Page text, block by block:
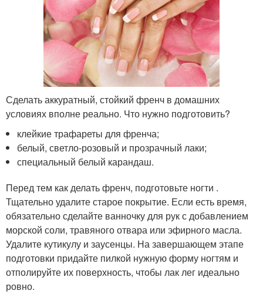
Сделать аккуратный, стойкий френч в домашних
условиях вполне реально. Что нужно подготовить?
клейкие трафареты для френча;
белый, светло-розовый и прозрачный лаки;
специальный белый карандаш.
Перед тем как делать френч, подготовьте ногти .
Тщательно удалите старое покрытие. Если есть время,
обязательно сделайте ванночку для рук с добавлением
морской соли, травяного отвара или эфирного масла.
Удалите кутикулу и заусенцы. На завершающем этапе
подготовки придайте пилкой нужную форму ногтям и
отполируйте их поверхность, чтобы лак лег идеально
ровно.